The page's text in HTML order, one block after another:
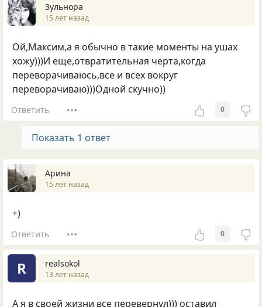
Зульнора
15 лет назад
Ой,Максим,а я обычно в такие моменты на ушах
хожу)))И еще,отвратительная черта,когда
переворачиваюсь,все и всех вокруг
переворачиваю)))Одной скучно))
Ответить 0
Показать 1 ответ
Арина
15 лет назад
+)
Ответить 0
R realsokol
13 лет назад
А я в своей жизни все перевернул))) оставил